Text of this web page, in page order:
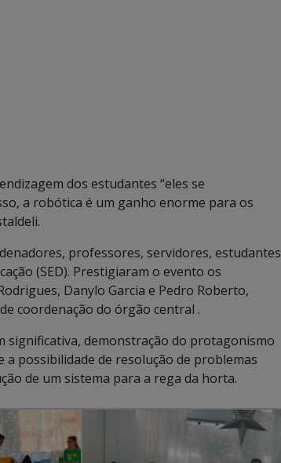
dos estudantes “eles se
a robótica é um ganho enorme para os
professores, servidores, estudantes
(SED). Prestigiaram o evento os
Danylo Garcia e Pedro Roberto,
coordenação do órgão central .
demonstração do protagonismo
possibilidade de resolução de problemas
de um sistema para a rega da horta.